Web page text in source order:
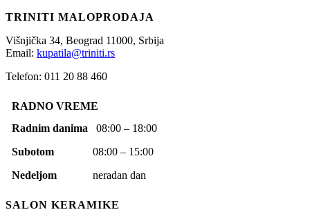
TRINITI MALOPRODAJA
Višnjička 34, Beograd 11000, Srbija
Email: kupatila@triniti.rs
Telefon: 011 20 88 460
RADNO VREME
Radnim danima 08:00 – 18:00
Subotom 08:00 – 15:00
Nedeljom neradan dan
SALON KERAMIKE